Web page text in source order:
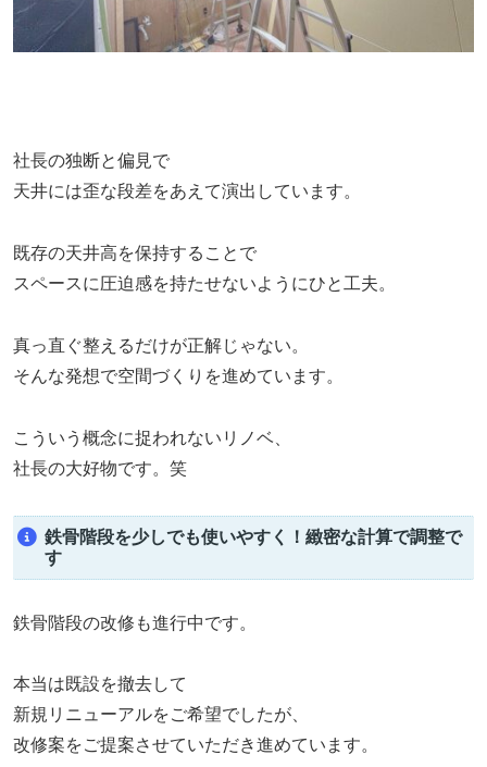
社長の独断と偏見で
天井には歪な段差をあえて演出しています。
既存の天井高を保持することで
スペースに圧迫感を持たせないようにひと工夫。
真っ直ぐ整えるだけが正解じゃない。
そんな発想で空間づくりを進めています。
こういう概念に捉われないリノベ、
社長の大好物です。笑
鉄骨階段を少しでも使いやすく！緻密な計算で調整で
す
鉄骨階段の改修も進行中です。
本当は既設を撤去して
新規リニューアルをご希望でしたが、
改修案をご提案させていただき進めています。